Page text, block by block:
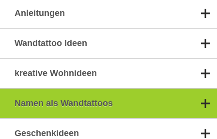
Anleitungen
Wandtattoo Ideen
kreative Wohnideen
Namen als Wandtattoos
Geschenkideen